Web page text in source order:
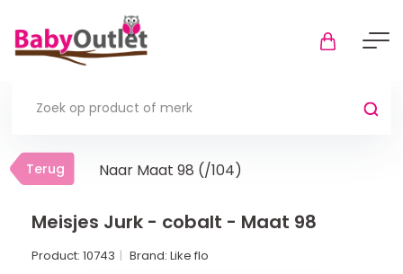
Terug
Thuis
In de box
Terug Naar Maat 98 (/104)
Meisjes Jurk - cobalt - Maat 98
Product: 10743 Brand: Like flo